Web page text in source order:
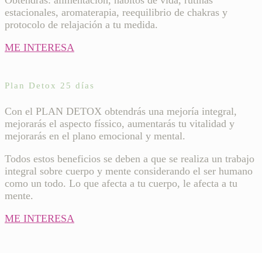
estacionales, aromaterapia, reequilibrio de chakras y
protocolo de relajación a tu medida.
ME INTERESA
Plan Detox 25 días
Con el PLAN DETOX obtendrás una mejoría integral,
mejorarás el aspecto físsico, aumentarás tu vitalidad y
mejorarás en el plano emocional y mental.
Todos estos beneficios se deben a que se realiza un trabajo
integral sobre cuerpo y mente considerando el ser humano
como un todo. Lo que afecta a tu cuerpo, le afecta a tu
mente.
ME INTERESA